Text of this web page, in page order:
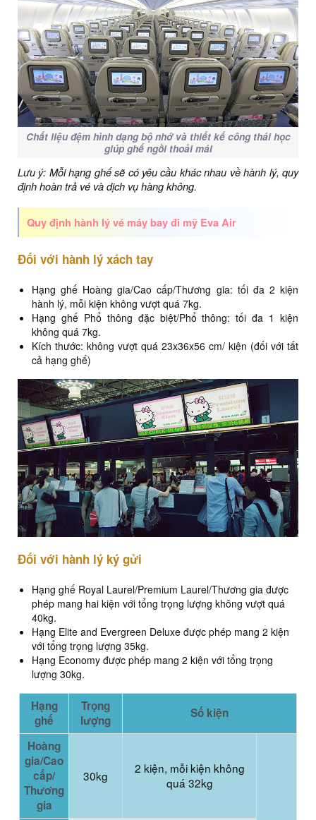
Chất liệu đệm hình dạng bộ nhớ và thiết kế công thái học
giúp ghế ngồi thoải mái
Lưu ý: Mỗi hạng ghế sẽ có yêu cầu khác nhau về hành lý, quy
định hoàn trả vé và dịch vụ hàng không.
Quy định hành lý vé máy bay đi mỹ Eva Air
Đối với hành lý xách tay
Hạng ghế Hoàng gia/Cao cấp/Thương gia: tối đa 2 kiện
hành lý, mỗi kiện không vượt quá 7kg.
Hạng ghế Phổ thông đặc biệt/Phổ thông: tối đa 1 kiện
không quá 7kg.
Kích thước: không vượt quá 23x36x56 cm/ kiện (đối với tất
cả hạng ghế)
Đối với hành lý ký gửi
Hạng ghế Royal Laurel/Premium Laurel/Thương gia được
phép mang hai kiện với tổng trọng lượng không vượt quá
40kg.
Hạng Elite and Evergreen Deluxe được phép mang 2 kiện
với tổng trọng lượng 35kg.
Hạng Economy được phép mang 2 kiện với tổng trọng
lượng 30kg.
Hạng
ghế
Trọng
lượng
Số kiện
Hoàng
gia/Cao
cấp/
Thương
gia
30kg
2 kiện, mỗi kiện không
quá 32kg